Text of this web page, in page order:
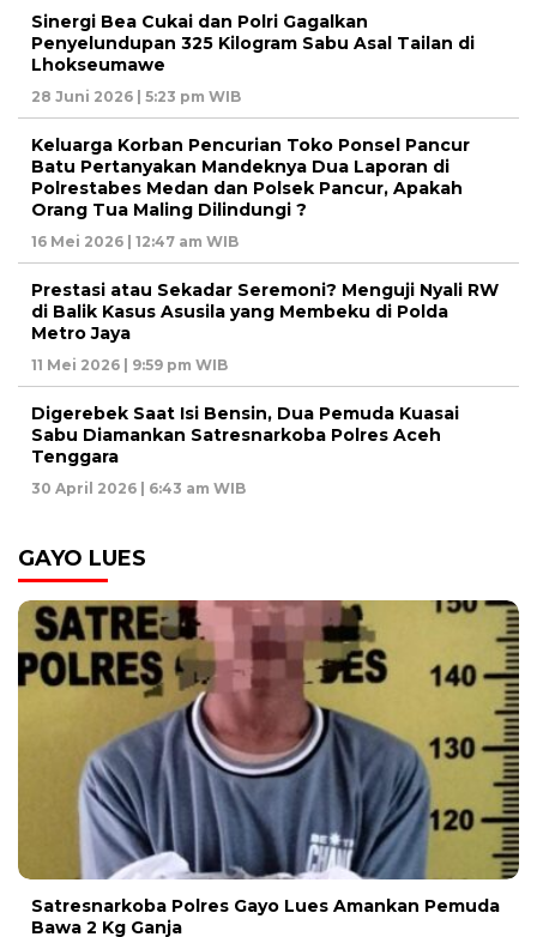
Sinergi Bea Cukai dan Polri Gagalkan
Penyelundupan 325 Kilogram Sabu Asal Tailan di
Lhokseumawe
28 Juni 2026 | 5:23 pm WIB
Keluarga Korban Pencurian Toko Ponsel Pancur
Batu Pertanyakan Mandeknya Dua Laporan di
Polrestabes Medan dan Polsek Pancur, Apakah
Orang Tua Maling Dilindungi ?
16 Mei 2026 | 12:47 am WIB
Prestasi atau Sekadar Seremoni? Menguji Nyali RW
di Balik Kasus Asusila yang Membeku di Polda
Metro Jaya
11 Mei 2026 | 9:59 pm WIB
Digerebek Saat Isi Bensin, Dua Pemuda Kuasai
Sabu Diamankan Satresnarkoba Polres Aceh
Tenggara
30 April 2026 | 6:43 am WIB
GAYO LUES
Satresnarkoba Polres Gayo Lues Amankan Pemuda
Bawa 2 Kg Ganja